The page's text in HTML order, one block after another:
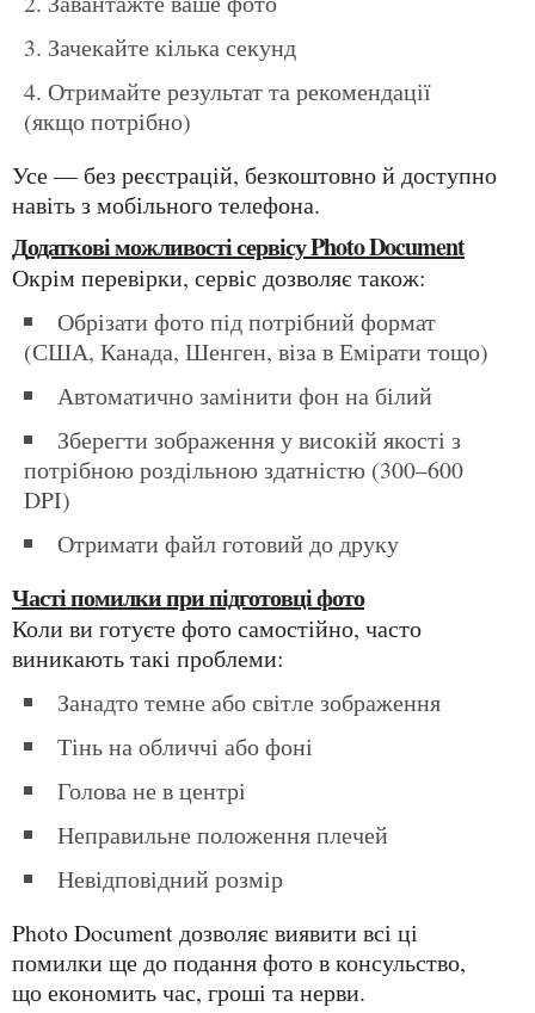
Зачекайте кілька секунд
Отримайте результат та рекомендації
(якщо потрібно)
Усе — без реєстрацій, безкоштовно й доступно
навіть з мобільного телефона.
Додаткові можливості сервісу Photo Document
Окрім перевірки, сервіс дозволяє також:
Обрізати фото під потрібний формат
(США, Канада, Шенген, віза в Емірати тощо)
Автоматично замінити фон на білий
Зберегти зображення у високій якості з
потрібною роздільною здатністю (300–600
DPI)
Отримати файл готовий до друку
Часті помилки при підготовці фото
Коли ви готуєте фото самостійно, часто
виникають такі проблеми:
Занадто темне або світле зображення
Тінь на обличчі або фоні
Голова не в центрі
Неправильне положення плечей
Невідповідний розмір
Photo Document дозволяє виявити всі ці
помилки ще до подання фото в консульство,
що економить час, гроші та нерви.